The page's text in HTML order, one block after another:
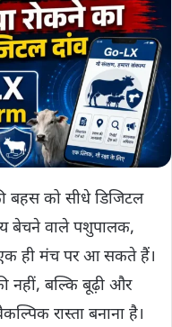
बहस को सीधे डिजिटल
बेचने वाले पशुपालक,
ही मंच पर आ सकते हैं।
नहीं, बल्कि बूढ़ी और
रास्ता बनाना है।